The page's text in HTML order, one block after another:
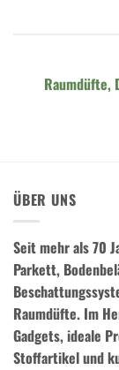
Raumdüfte,
ÜBER UNS
Seit mehr als 70
Parkett,
Raumdüfte. Im
Gadgets, ideale
Stoffartikel und